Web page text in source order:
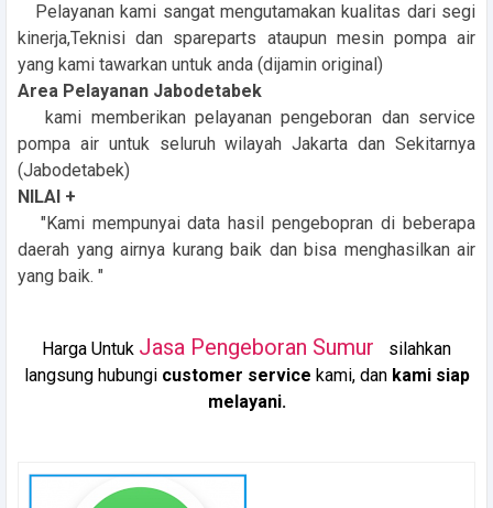
Pelayanan kami sangat mengutamakan kualitas dari segi
kinerja,Teknisi dan spareparts ataupun mesin pompa air
yang kami tawarkan untuk anda (dijamin original)
Area Pelayanan Jabodetabek
kami memberikan pelayanan pengeboran dan service
pompa air untuk seluruh wilayah Jakarta dan Sekitarnya
(Jabodetabek)
NILAI +
"Kami mempunyai data hasil pengebopran di beberapa
daerah yang airnya kurang baik dan bisa menghasilkan air
yang baik. "
Harga Untuk Jasa Pengeboran Sumur
silahkan
langsung hubungi customer service kami, dan kami siap
melayani.